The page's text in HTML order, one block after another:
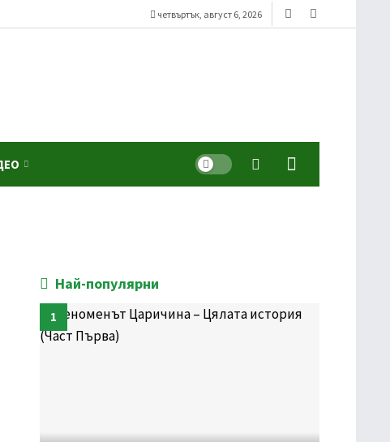
четвъртък, август 6, 2026
Dark mode
Най-популярни